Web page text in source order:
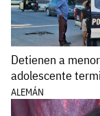
Detienen a
adolescente
ALEMÁN